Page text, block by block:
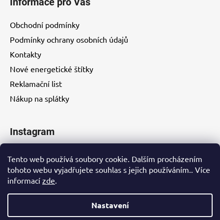
Tento web používá soubory cookie. Dalším procházením
tohoto webu vyjadřujete souhlas s jejich používáním.. Více
informací zde.
Nastavení
Obchodní podmínky
Podmínky ochrany osobních údajů
Kontakty
Nové energetické štítky
Reklamační list
Nákup na splátky
Instagram